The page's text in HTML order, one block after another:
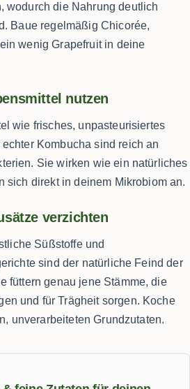
wodurch die Nahrung deutlich
Baue regelmäßig Chicorée,
wenig Grapefruit in deine
nutzen
wie frisches, unpasteurisiertes
Kombucha sind reich an
Sie wirken wie ein natürliches
sich direkt in deinem Mikrobiom an.
verzichten
Süßstoffe und
sind der natürliche Feind der
füttern genau jene Stämme, die
und für Trägheit sorgen. Koche
unverarbeiteten Grundzutaten.